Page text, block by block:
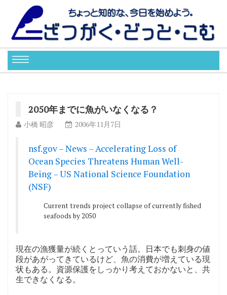
2050年までに魚がいなくなる？
小橋 昭彦 2006年11月7日
nsf.gov – News – Accelerating Loss of
Ocean Species Threatens Human Well-
Being – US National Science Foundation
(NSF)
Current trends project collapse of currently fished
seafoods by 2050
現在の漁獲量が続くとっていう話。日本でも刺身の値
段があがってきているけど、魚の消費が増えている現
状もある。資源保護をしっかり考えておかないと、共
生できなくなる。